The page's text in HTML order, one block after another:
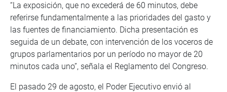
“La exposición, que no excederá de 60 minutos, debe
referirse fundamentalmente a las prioridades del gasto y
las fuentes de financiamiento. Dicha presentación es
seguida de un debate, con intervención de los voceros de
grupos parlamentarios por un período no mayor de 20
minutos cada uno”, señala el Reglamento del Congreso.
El pasado 29 de agosto, el Poder Ejecutivo envió al